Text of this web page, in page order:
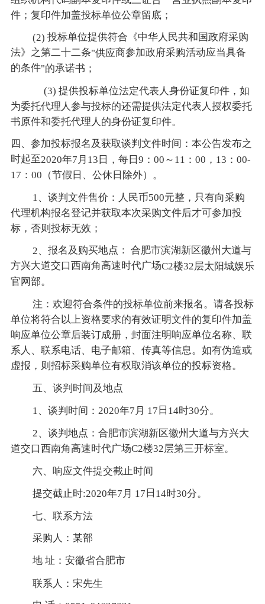
件；复印件加盖投标单位公章留底；
(2) 投标单位提供符合《中华人民共和国政府采购
法》之第二十二条"供应商参加政府采购活动应当具备
的条件"的承诺书；
(3) 提供投标单位法定代表人身份证复印件，如
为委托代理人参与投标的还需提供法定代表人授权委托
书原件和委托代理人的身份证复印件。
四、参加投标报名及获取谈判文件时间：本公告发布之
时起至2020年7月13日，每日9：00～11：00，13：00-
17：00（节假日、公休日除外）。
1、谈判文件售价：人民币500元整，只有向采购
代理机构报名登记并获取本次采购文件后才可参加投
标，否则投标无效；
2、 报名及购买地点： 合肥市滨湖新区徽州大道与
方兴大道交口西南角高速时代广场C2楼32层太阳城娱乐
官网部。
注：欢迎符合条件的投标单位前来报名。请各投标
单位将符合以上资格要求的有效证明文件的复印件加盖
响应单位公章后装订成册，封面注明响应单位名称、联
系人、联系电话、电子邮箱、传真等信息。如有伪造或
虚报，则招标采购单位有权取消该单位的投标资格。
五、谈判时间及地点
1、谈判时间：2020年7月 17 日 14时30分。
2、谈判地点：合肥市滨湖新区徽州大道与方兴大
道交口西南角高速时代广场C2楼32层第三开标室。
六、响应文件提交截止时间
提交截止时:2020年7月 17 日 14时30分。
七、联系方法
采购人： 某部
地 址：安徽省合肥市
联系人：宋先生